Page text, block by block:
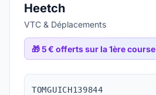
Heetch
VTC & Déplacements
🎁5 € offerts sur la 1ère course
TOMGUICH139844